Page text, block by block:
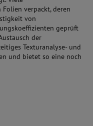
verpackt, deren
von
geprüft
der
Texturanalyse- und
und bietet so eine noch